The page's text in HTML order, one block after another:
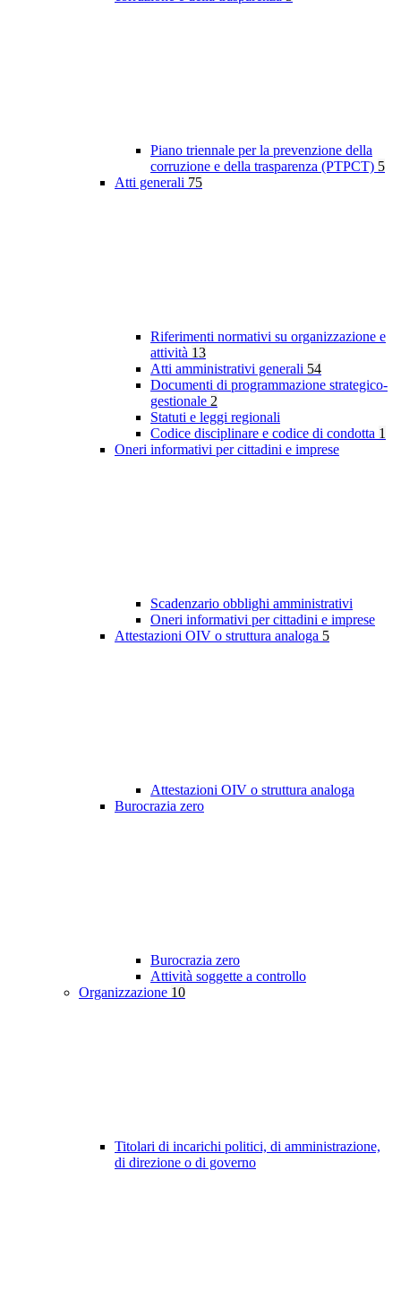
Piano triennale per la prevenzione della
corruzione e della trasparenza (PTPCT) 5
Atti generali 75
Riferimenti normativi su organizzazione e
attività 13
Atti amministrativi generali 54
Documenti di programmazione strategico-
gestionale 2
Statuti e leggi regionali
Codice disciplinare e codice di condotta 1
Oneri informativi per cittadini e imprese
Scadenzario obblighi amministrativi
Oneri informativi per cittadini e imprese
Attestazioni OIV o struttura analoga 5
Attestazioni OIV o struttura analoga
Burocrazia zero
Burocrazia zero
Attività soggette a controllo
Organizzazione 10
Titolari di incarichi politici, di amministrazione,
di direzione o di governo